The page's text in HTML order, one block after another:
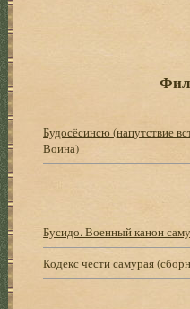
Будосёсинсю (напутствие
Воина)
Бусидо. Военный канон
Кодекс чести самурая